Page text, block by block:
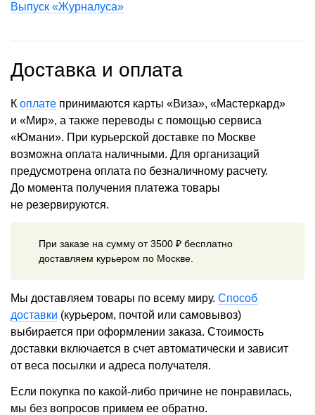
Выпуск «Журналуса»
Доставка и оплата
К оплате принимаются карты «Виза», «Мастеркард»
и «Мир», а также переводы с помощью сервиса
«Юмани». При курьерской доставке по Москве
возможна оплата наличными. Для организаций
предусмотрена оплата по безналичному расчету.
До момента получения платежа товары
не резервируются.
При заказе на сумму от 3500 ₽ бесплатно
доставляем курьером по Москве.
Мы доставляем товары по всему миру. Способ
доставки (курьером, почтой или самовывоз)
выбирается при оформлении заказа. Стоимость
доставки включается в счет автоматически и зависит
от веса посылки и адреса получателя.
Если покупка по какой-либо причине не понравилась,
мы без вопросов примем ее обратно.